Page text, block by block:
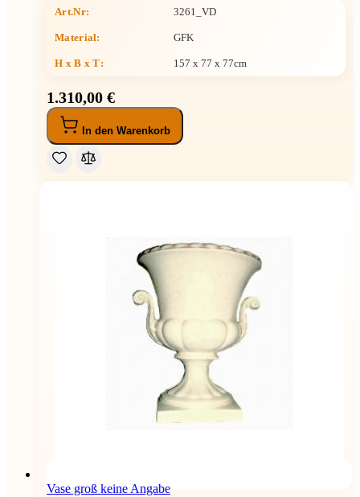
Art.Nr: 3261_VD
Material: GFK
H x B x T: 157 x 77 x 77cm
1.310,00 €
In den Warenkorb
Vase groß keine Angabe